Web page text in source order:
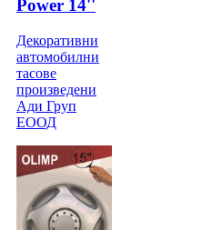
Power 14''
Декоративни
автомобилни
тасове
произведени
Ади Груп
ЕООД